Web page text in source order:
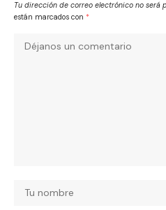
Tu dirección de correo electrónico no será
están marcados con *